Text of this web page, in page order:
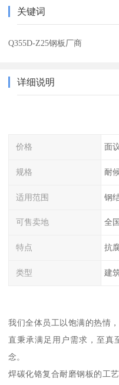
关键词
Q355D-Z25钢板厂商
详细说明
价格 面
规格 耐
适用范围 钢
可售卖地 全国
特点
类型 建
我们全体员工以饱满的热情
直秉承满足用户需求，至真
念。
焊碳化铬复合耐磨钢板的工